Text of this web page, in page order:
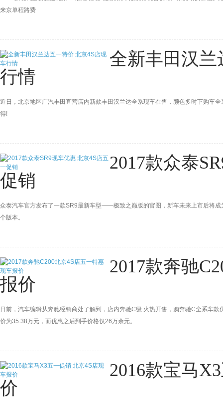
来京单程路费
全新丰田汉兰
行情
近日，北京地区广汽丰田直营店内新款丰田汉兰达全系现车在售，颜色多时下购车
得!
2017款众泰
促销
众泰汽车官方发布了一款SR9最新车型——极致之巅版的官图，新车未来上市后将
个版本。
2017款奔驰
报价
日前，汽车编辑从奔驰经销商处了解到，店内奔驰C级 火热开售，购奔驰C全系车
价为35.38万元，而优惠之后到手价格仅26万余元。
2016款宝马
价